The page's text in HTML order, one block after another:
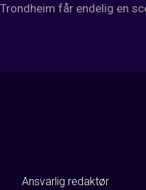
Trondheim får endelig en
Ansvarlig redaktør